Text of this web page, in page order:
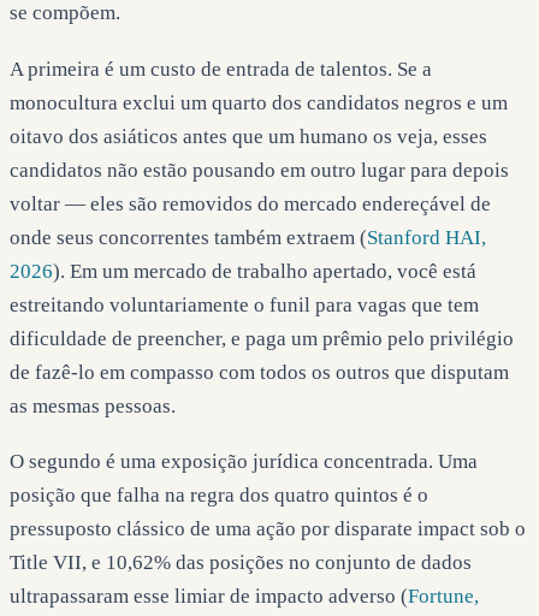
se compõem.
A primeira é um custo de entrada de talentos. Se a
monocultura exclui um quarto dos candidatos negros e um
oitavo dos asiáticos antes que um humano os veja, esses
candidatos não estão pousando em outro lugar para depois
voltar — eles são removidos do mercado endereçável de
onde seus concorrentes também extraem (Stanford HAI,
2026). Em um mercado de trabalho apertado, você está
estreitando voluntariamente o funil para vagas que tem
dificuldade de preencher, e paga um prêmio pelo privilégio
de fazê-lo em compasso com todos os outros que disputam
as mesmas pessoas.
O segundo é uma exposição jurídica concentrada. Uma
posição que falha na regra dos quatro quintos é o
pressuposto clássico de uma ação por disparate impact sob o
Title VII, e 10,62% das posições no conjunto de dados
ultrapassaram esse limiar de impacto adverso (Fortune,